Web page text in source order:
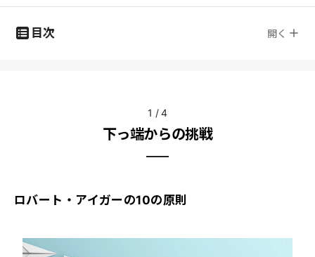
目次 開く
1 /4
下っ端からの挑戦
ロバート・アイガーの10の原則